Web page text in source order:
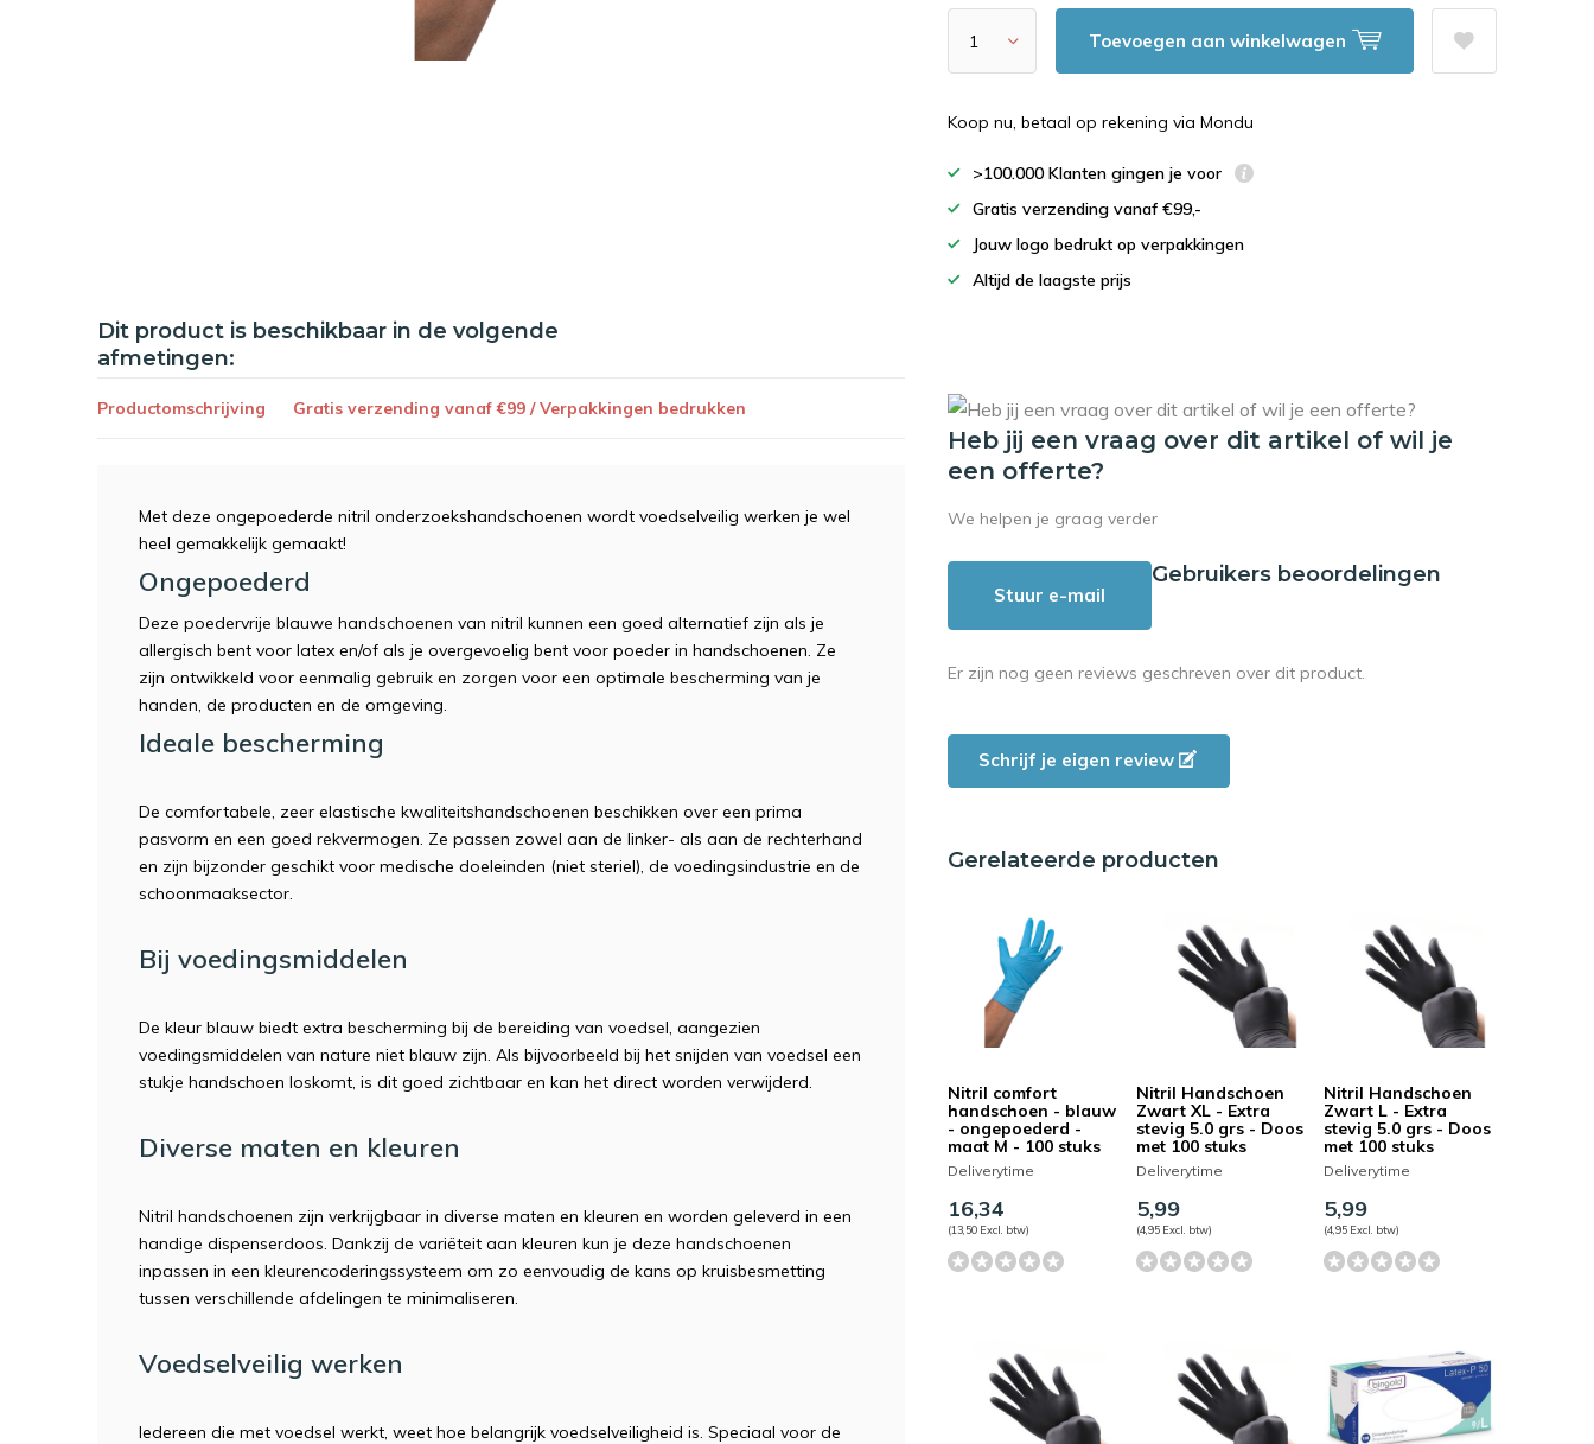
Toevoegen aan winkelwagen
Koop nu, betaal op rekening via Mondu
>100.000 Klanten gingen je voor
Gratis verzending vanaf €99,-
Jouw logo bedrukt op verpakkingen
Altijd de laagste prijs
Dit product is beschikbaar in de volgende
afmetingen:
Productomschrijving Gratis verzending vanaf €99 / Verpakkingen bedrukken
Met deze ongepoederde nitril onderzoekshandschoenen wordt voedselveilig werken je wel
heel gemakkelijk gemaakt!
Ongepoederd
Deze poedervrije blauwe handschoenen van nitril kunnen een goed alternatief zijn als je
allergisch bent voor latex en/of als je overgevoelig bent voor poeder in handschoenen. Ze
zijn ontwikkeld voor eenmalig gebruik en zorgen voor een optimale bescherming van je
handen, de producten en de omgeving.
Ideale bescherming
De comfortabele, zeer elastische kwaliteitshandschoenen beschikken over een prima
pasvorm en een goed rekvermogen. Ze passen zowel aan de linker- als aan de rechterhand
en zijn bijzonder geschikt voor medische doeleinden (niet steriel), de voedingsindustrie en de
schoonmaaksector.
Bij voedingsmiddelen
De kleur blauw biedt extra bescherming bij de bereiding van voedsel, aangezien
voedingsmiddelen van nature niet blauw zijn. Als bijvoorbeeld bij het snijden van voedsel een
stukje handschoen loskomt, is dit goed zichtbaar en kan het direct worden verwijderd.
Diverse maten en kleuren
Nitril handschoenen zijn verkrijgbaar in diverse maten en kleuren en worden geleverd in een
handige dispenserdoos. Dankzij de variëteit aan kleuren kun je deze handschoenen
inpassen in een kleurencoderingssysteem om zo eenvoudig de kans op kruisbesmetting
tussen verschillende afdelingen te minimaliseren.
Voedselveilig werken
Iedereen die met voedsel werkt, weet hoe belangrijk voedselveiligheid is. Speciaal voor de
Heb jij een vraag over dit artikel of wil je
een offerte?
We helpen je graag verder
Stuur e-mail
Gebruikers beoordelingen
Er zijn nog geen reviews geschreven over dit product.
Schrijf je eigen review
Gerelateerde producten
Nitril comfort
handschoen - blauw
- ongepoederd -
maat M - 100 stuks
Deliverytime
16,34
(13,50 Excl. btw)
Nitril Handschoen
Zwart XL - Extra
stevig 5.0 grs - Doos
met 100 stuks
Deliverytime
5,99
(4,95 Excl. btw)
Nitril Handschoen
Zwart L - Extra
stevig 5.0 grs - Doos
met 100 stuks
Deliverytime
5,99
(4,95 Excl. btw)